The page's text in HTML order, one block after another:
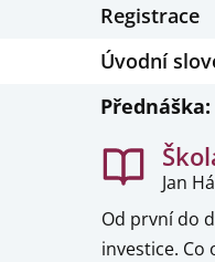
Registrace
Úvodní
Přednáška:
Jan
Od první do
investice.